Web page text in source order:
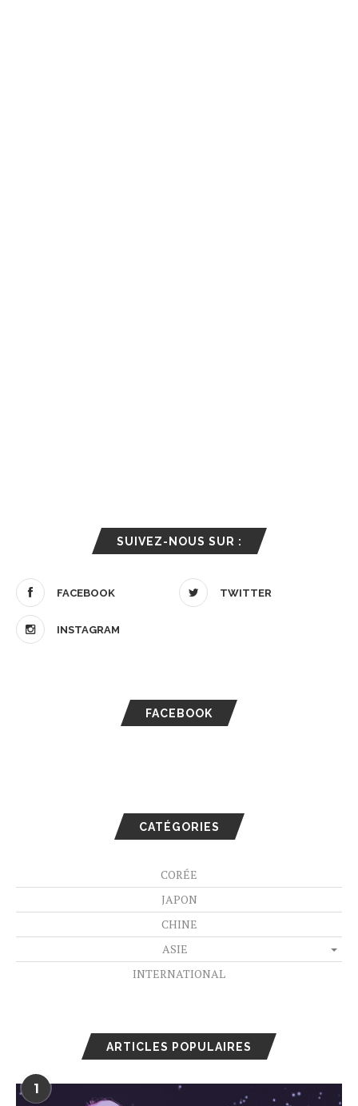
SUIVEZ-NOUS SUR :
FACEBOOK TWITTER
INSTAGRAM
FACEBOOK
CATÉGORIES
CORÉE
JAPON
CHINE
ASIE
INTERNATIONAL
ARTICLES POPULAIRES
1